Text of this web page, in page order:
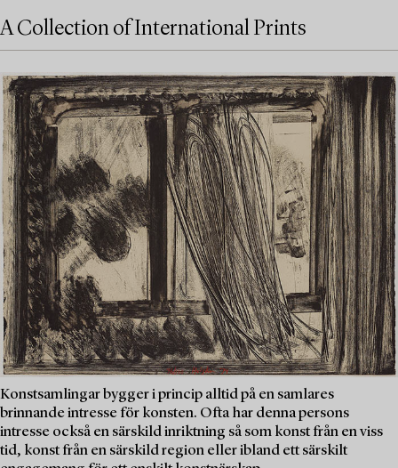
A Collection of International Prints
Konstsamlingar bygger i princip alltid på en samlares
brinnande intresse för konsten. Ofta har denna persons
intresse också en särskild inriktning så som konst från en viss
tid, konst från en särskild region eller ibland ett särskilt